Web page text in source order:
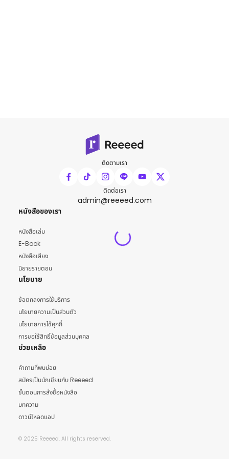
ติดตามเรา
ติดต่อเรา
admin@reeeed.com
หนังสือของเรา
หนังสือเล่ม
E-Book
หนังสือเสียง
นิยายรายตอน
นโยบาย
ข้อตกลงการใช้บริการ
นโยบายความเป็นส่วนตัว
นโยบายการใช้คุกกี้
การขอใช้สิทธิ์ข้อมูลส่วนบุคคล
ช่วยเหลือ
คำถามที่พบบ่อย
สมัครเป็นนักเขียนกับ Reeeed
ขั้นตอนการสั่งซื้อหนังสือ
บทความ
ดาวน์โหลดแอป
© 2025 Reeeed. All rights reserved.